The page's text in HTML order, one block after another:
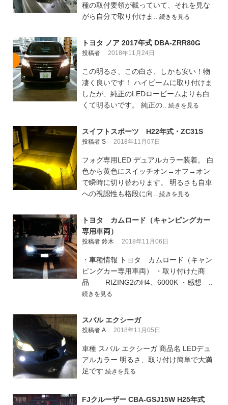
種の取付要領が載っていて、それを見な
がら自分で取り付けま.. 続きを見る
トヨタ ノア 2017年式 DBA-ZRR80G
投稿者 2018年11月24日
この明るさ、この白さ、しかも安い！物
凄く良いです！ ハイビームに取り付けま
したが、純正のLEDロービームよりも白
くて明るいです。 純正の.. 続きを見る
スイフトスポーツ H22年式・ZC31S
投稿者 S 2018年11月07日
フォグ専用LED デュアルカラー装着。 白
色から黄色にスイッチオン→オフ→オン
で瞬時に切り替わります。 明るさも自車
への視認性も格段に向.. 続きを見る
トヨタ カムロード（キャンピングカー
専用車両）
投稿者 鈴木 2018年11月06日
・車種情報 トヨタ カムロード（キャン
ピングカー専用車両） ・取り付けた商
品 RIZING2のH4、6000K ・感想 ..
続きを見る
スバル エクシーガ
投稿者 A 2018年11月05日
車種 スバル エクシーガ 商品名 LEDデュ
アルカラー 明るさ、取り付け簡単で大満
足です 続きを見る
FJクルーザー CBA-GSJ15W H25年式